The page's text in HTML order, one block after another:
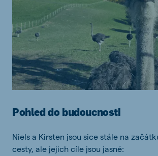
Pohled do budoucnosti
Niels a Kirsten jsou sice stále na
cesty, ale jejich cíle jsou jasné: